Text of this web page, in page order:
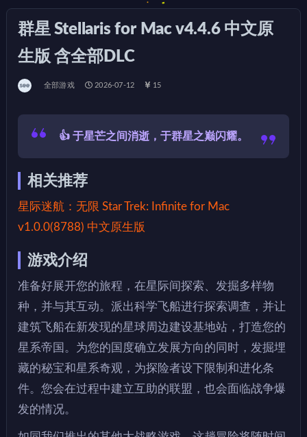
群星 Stellaris for Mac v4.4.6 中文原
生版 含全部DLC
全部游戏 2026-07-12 15
👍 于星芒之间消逝，于群星之巅闪耀。
相关推荐
星际迷航：无限 Star Trek: Infinite for Mac
v1.0.0(8788) 中文原生版
游戏介绍
准备好展开您的旅程，在星际间探索、发掘多样物
种，并与其互动。派出科学飞船进行探索调查，并让
建筑飞船在新发现的星球周边建设基地站，打造您的
星系帝国。为您的国度确立发展方向的同时，发掘埋
藏的秘宝和星系奇观，为探险者设下限制和进化条
件。您会在过程中建立互助的联盟，也会面临战争爆
发的情况。